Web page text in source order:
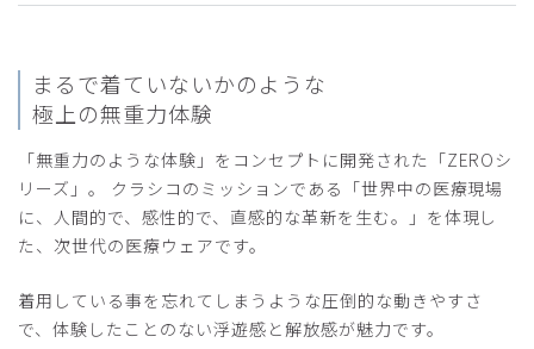
まるで着ていないかのような
極上の無重力体験
「無重力のような体験」をコンセプトに開発された「ZEROシ
リーズ」。 クラシコのミッションである「世界中の医療現場
に、人間的で、感性的で、直感的な革新を生む。」を体現し
た、次世代の医療ウェアです。
着用している事を忘れてしまうような圧倒的な動きやすさ
で、体験したことのない浮遊感と解放感が魅力です。